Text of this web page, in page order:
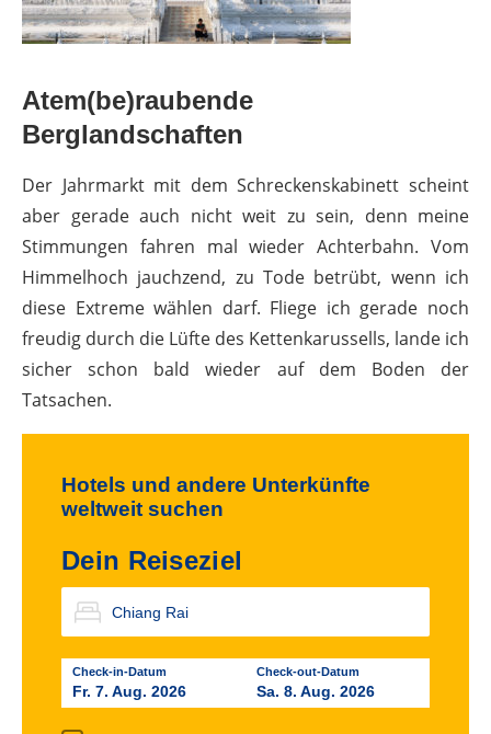
Atem(be)raubende
Berglandschaften
Der Jahrmarkt mit dem Schreckenskabinett scheint
aber gerade auch nicht weit zu sein, denn meine
Stimmungen fahren mal wieder Achterbahn. Vom
Himmelhoch jauchzend, zu Tode betrübt, wenn ich
diese Extreme wählen darf. Fliege ich gerade noch
freudig durch die Lüfte des Kettenkarussells, lande ich
sicher schon bald wieder auf dem Boden der
Tatsachen.
Hotels und andere Unterkünfte
weltweit suchen
Dein Reiseziel
Check-in-Datum
Fr. 7. Aug. 2026
Check-out-Datum
Sa. 8. Aug. 2026